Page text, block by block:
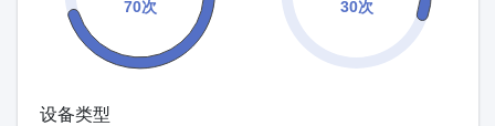
设备类型